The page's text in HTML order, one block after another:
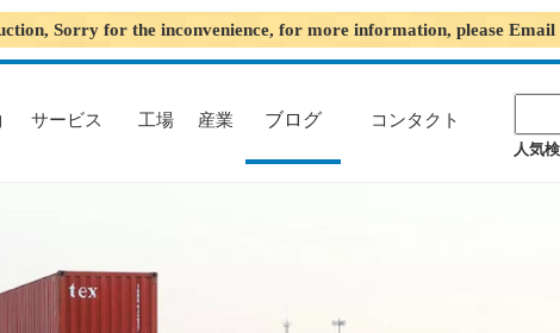
Sorry for the inconvenience, for more information, please Email
サービス 工場 産業 ブログ コンタクト
人気